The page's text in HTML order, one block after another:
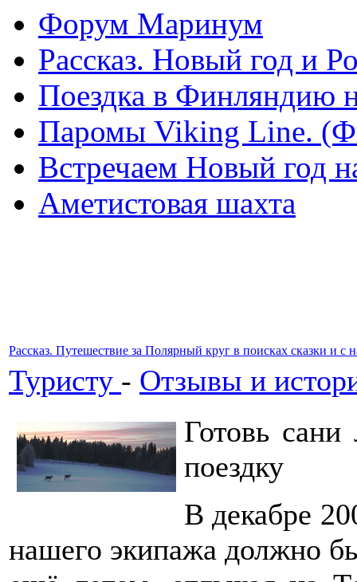
Форум Маринум
Рассказ. Новый год и
Поездка в Финляндию
Паромы Viking Line.
Встречаем Новый год
Аметистовая шахта
Рассказ. Путешествие за Полярный круг в поисках сказки и с
Туристу - Отзывы и
Готовь
поездку
В декабре
нашего экипажа должно